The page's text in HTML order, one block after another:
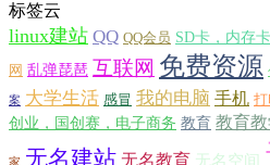
标签云
linux建站 QQ QQ会员 SD卡，内存卡
网 乱弹琵琶 互联网 免费资源
案 大学生活 感冒 我的电脑 手机
创业，国创赛，电子商务 教育 教育
家 无名建站 无名教育 无名空间